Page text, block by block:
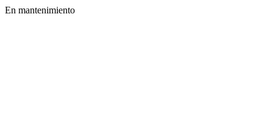
En mantenimiento